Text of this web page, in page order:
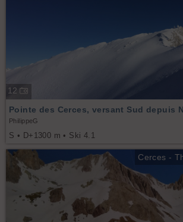
12
Pointe des Cerces, versant Sud depuis
PhilippeG
S • D+1300 m • Ski 4.1
Cerces -